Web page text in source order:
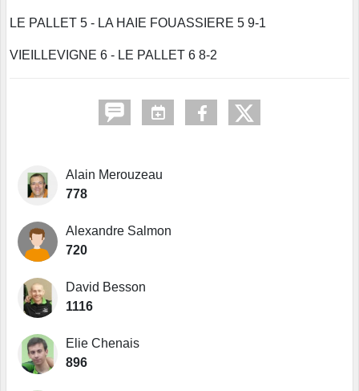
LE PALLET 5 - LA HAIE FOUASSIERE 5 9-1
VIEILLEVIGNE 6 - LE PALLET 6 8-2
Alain Merouzeau
778
Alexandre Salmon
720
David Besson
1116
Elie Chenais
896